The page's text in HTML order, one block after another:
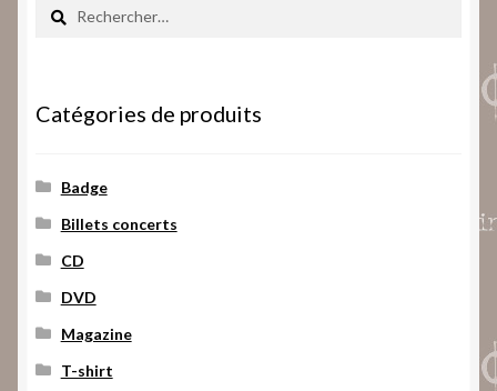
Rechercher :
Catégories de produits
Badge
Billets concerts
CD
DVD
Magazine
T-shirt